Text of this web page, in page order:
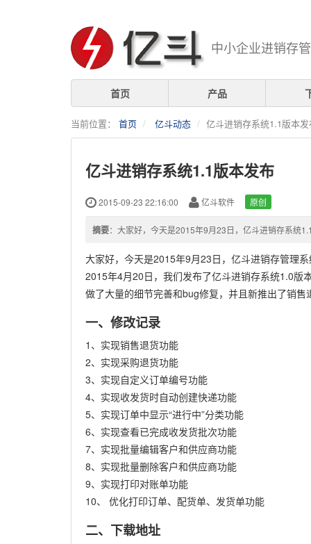
中小企业进销存
首页 产品
当前位置： 首页 亿斗动态 亿斗进销存系统1.1版本
亿斗进销存系统1.1版本发布
2015-09-23 22:16:00 亿斗软件 原创
摘要：大家好，今天是2015年9月23日，亿斗进销存系统
大家好，今天是2015年9月23日，亿斗进销存管理
2015年4月20日，我们发布了亿斗进销存系统1.0
做了大量的细节完善和bug修复，并且新推出了销
一、修改记录
1、实现销售退货功能
2、实现采购退货功能
3、实现自定义订单编号功能
4、实现收发货时自动创建快递功能
5、实现订单中显示“进行中”分类功能
6、实现查看已完成收发货批次功能
7、实现批量编辑客户和供应商功能
8、实现批量删除客户和供应商功能
9、实现打印对账单功能
10、 优化打印订单、配货单、发货单功能
二、下载地址